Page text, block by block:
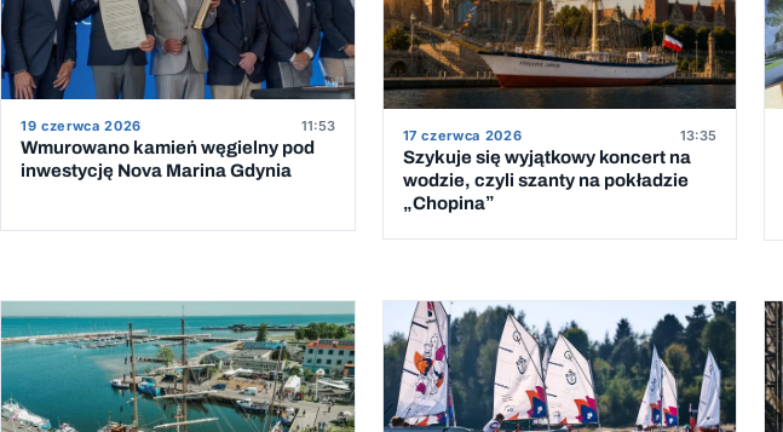
19 czerwca 2026 11:53
Wmurowano kamień węgielny pod
inwestycję Nova Marina Gdynia
17 czerwca 2026 13:35
Szykuje się wyjątkowy koncert na
wodzie, czyli szanty na pokładzie
„Chopina”